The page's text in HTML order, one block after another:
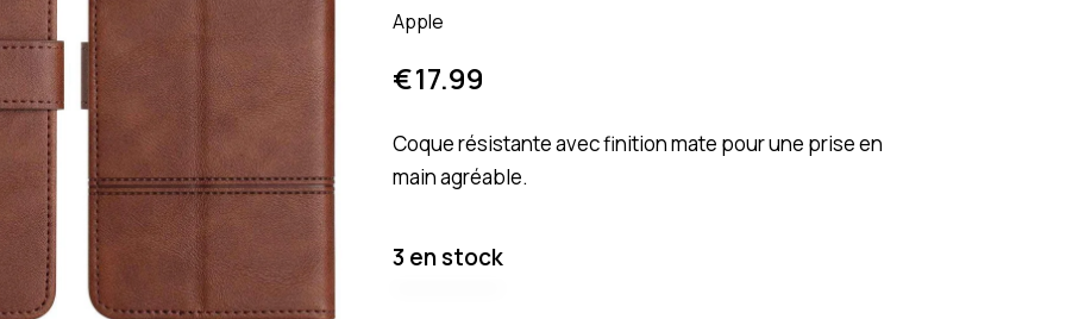
Apple
€17.99
Coque résistante avec finition mate pour une prise en
main agréable.
3 en stock